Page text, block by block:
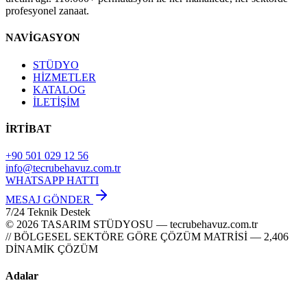
profesyonel zanaat.
NAVİGASYON
STÜDYO
HİZMETLER
KATALOG
İLETİŞİM
İRTİBAT
+90 501 029 12 56
info@tecrubehavuz.com.tr
WHATSAPP HATTI
MESAJ GÖNDER
7/24 Teknik Destek
© 2026 TASARIM STÜDYOSU — tecrubehavuz.com.tr
// BÖLGESEL SEKTÖRE GÖRE ÇÖZÜM MATRİSİ — 2,406
DİNAMİK ÇÖZÜM
Adalar